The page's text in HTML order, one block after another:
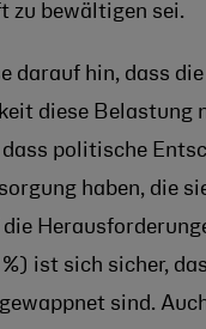
zu bewältigen sei.
darauf hin, dass
diese Belastung
politische
haben, die
ist sich sicher,
sind.